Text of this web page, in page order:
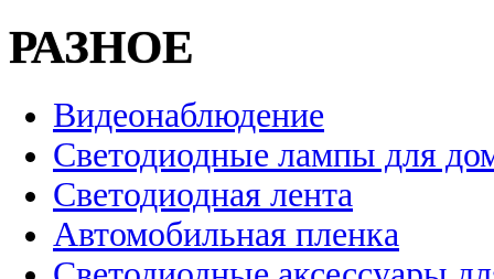
РАЗНОЕ
Видеонаблюдение
Светодиодные лампы для
Светодиодная лента
Автомобильная пленка